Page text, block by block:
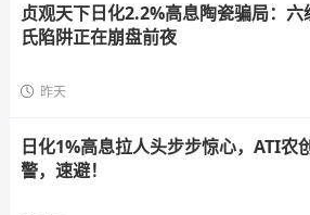
贞观天下日化2.2%高息陶瓷骗局：
氏陷阱正在崩盘前夜
昨天
日化1%高息拉人头步步惊心，ATI农
警，速避！